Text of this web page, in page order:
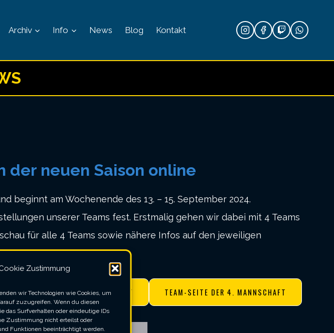
Zustimmung
wir Technologien wie Cookies, um
zuzugreifen. Wenn du diesen
das Surfverhalten oder eindeutige IDs
Zustimmung nicht erteilst oder
Funktionen beeinträchtigt werden.
Archiv Info News Blog Kontakt
neuen Saison online
beginnt am Wochenende des 13. – 15. September 2024.
unserer Teams fest. Erstmalig gehen wir dabei mit 4 Teams
für alle 4 Teams sowie nähere Infos auf den jeweiligen
TEAM-SEITE DER 3. MANNSCHAFT TEAM-SEITE DER 4. MANNSCHAFT